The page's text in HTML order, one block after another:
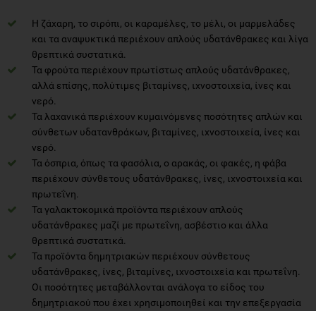
Η ζάχαρη, το σιρόπι, οι καραμέλες, το μέλι, οι μαρμελάδες
και τα αναψυκτικά περιέχουν απλούς υδατάνθρακες και λίγα
θρεπτικά συστατικά.
Τα φρούτα περιέχουν πρωτίστως απλούς υδατάνθρακες,
αλλά επίσης, πολύτιμες βιταμίνες, ιχνοστοιχεία, ίνες και
νερό.
Τα λαχανικά περιέχουν κυμαινόμενες ποσότητες απλών και
σύνθετων υδατανθράκων, βιταμίνες, ιχνοστοιχεία, ίνες και
νερό.
Τα όσπρια, όπως τα φασόλια, ο αρακάς, οι φακές, η φάβα
περιέχουν σύνθετους υδατάνθρακες, ίνες, ιχνοστοιχεία και
πρωτεΐνη.
Τα γαλακτοκομικά προϊόντα περιέχουν απλούς
υδατάνθρακες μαζί με πρωτεΐνη, ασβέστιο και άλλα
θρεπτικά συστατικά.
Τα προϊόντα δημητριακών περιέχουν σύνθετους
υδατάνθρακες, ίνες, βιταμίνες, ιχνοστοιχεία και πρωτεΐνη.
Οι ποσότητες μεταβάλλονται ανάλογα το είδος του
δημητριακού που έχει χρησιμοποιηθεί και την επεξεργασία